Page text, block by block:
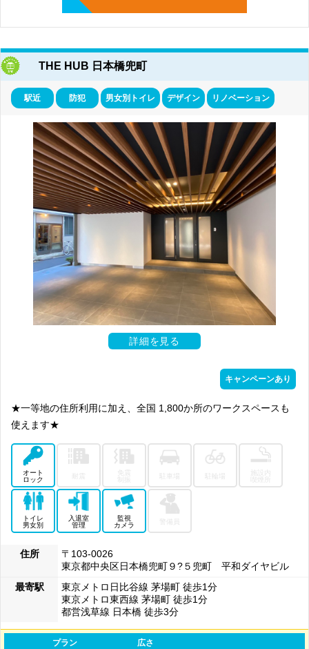
THE HUB 日本橋兜町
駅近 防犯 男女別トイレ デザイン リノベーション
詳細を見る
キャンペーンあり
★一等地の住所利用に加え、全国 1,800か所のワークスペースも
使えます★
オート
ロック
喫煙所
トイレ
男女別
入退室
管理
監視
カメラ
警備員
住所
〒103-0026
東京都中央区日本橋兜町９?５兜町 平和ダイヤビル
最寄駅
東京メトロ日比谷線 茅場町 徒歩1分
東京メトロ東西線 茅場町 徒歩1分
都営浅草線 日本橋 徒歩3分
プラン 広さ